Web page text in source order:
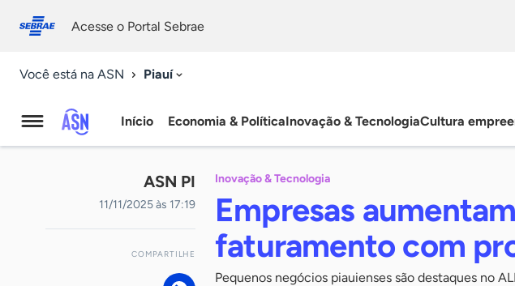
conosco
Acesse o Portal Sebrae
Você está na ASN Piauí
Agência
Sebrae
Notícias
Início Economia & PolíticaInovação & TecnologiaCultura
ASN PI
11/11/2025 às 17:19
COMPARTILHE
Inovação & Tecnologia
Empresas
faturamento com
Pequenos negócios piauienses são destaques no